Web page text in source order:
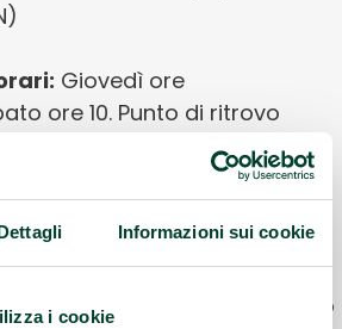
Informazioni sui cookie
i cookie
Giovedì ore
ore 10. Punto di ritrovo
nei parchi cittadini o presso il
utili:
Anna Vignali
Crisalide 3273228746.
camminata 1 ora compreso